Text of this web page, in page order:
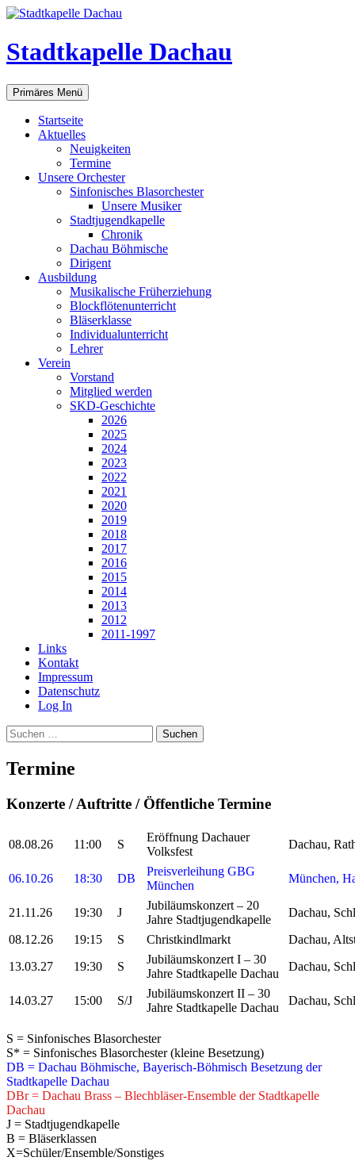
Zum
springen
Stadtkapelle Dachau
Suchen
Primäres Menü
Startseite
Aktuelles
Neuigkeiten
Termine
Unsere Orchester
Sinfonisches Blasorchester
Unsere Musiker
Stadtjugendkapelle
Chronik
Dachau Böhmische
Dirigent
Ausbildung
Musikalische Früherziehung
Blockflötenunterricht
Bläserklasse
Individual­unterricht
Lehrer
Verein
Vorstand
Mitglied werden
SKD-Geschichte
2026
2025
2024
2023
2022
2021
2020
2019
2018
2017
2016
2015
2014
2013
2012
2011-1997
Links
Kontakt
Impressum
Datenschutz
Log In
Suchen
nach:
Termine
Konzerte / Auftritte / Öffentliche Termine
08.08.26 11:00 S
Eröffnung Dachauer
Volksfest
Dachau,
06.10.26 18:30 DB
Preisverleihung GBG
München
München,
21.11.26 19:30 J
Jubiläumskonzert – 20
Jahre Stadtjugendkapelle
Dachau,
08.12.26
19:15 S Christkindlmarkt
Dachau,
13.03.27
19:30 S
Jubiläumskonzert I – 30
Jahre Stadtkapelle Dachau
Dachau,
14.03.27 15:00 S/J
Jubiläumskonzert II – 30
Jahre Stadtkapelle Dachau
Dachau,
S = Sinfonisches Blasorchester
S* = Sinfonisches Blasorchester (kleine Besetzung)
DB = Dachau Böhmische, Bayerisch-Böhmisch Besetzung der
Stadtkapelle Dachau
DBr = Dachau Brass – Blechbläser-Ensemble der Stadtkapelle
Dachau
J = Stadtjugendkapelle
B = Bläserklassen
X=Schüler/Ensemble/Sonstiges